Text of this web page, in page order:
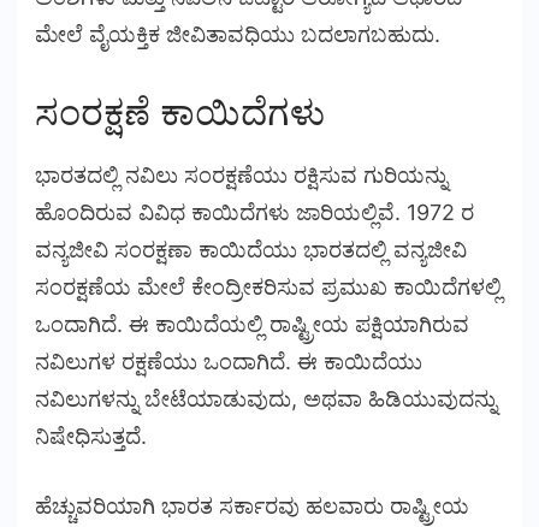
ಮೇಲೆ ವೈಯಕ್ತಿಕ ಜೀವಿತಾವಧಿಯು ಬದಲಾಗಬಹುದು.
ಸಂರಕ್ಷಣೆ ಕಾಯಿದೆಗಳು
ಭಾರತದಲ್ಲಿ ನವಿಲು ಸಂರಕ್ಷಣೆಯು ರಕ್ಷಿಸುವ ಗುರಿಯನ್ನು
ಹೊಂದಿರುವ ವಿವಿಧ ಕಾಯಿದೆಗಳು ಜಾರಿಯಲ್ಲಿವೆ. 1972 ರ
ವನ್ಯಜೀವಿ ಸಂರಕ್ಷಣಾ ಕಾಯಿದೆಯು ಭಾರತದಲ್ಲಿ ವನ್ಯಜೀವಿ
ಸಂರಕ್ಷಣೆಯ ಮೇಲೆ ಕೇಂದ್ರೀಕರಿಸುವ ಪ್ರಮುಖ ಕಾಯಿದೆಗಳಲ್ಲಿ
ಒಂದಾಗಿದೆ. ಈ ಕಾಯಿದೆಯಲ್ಲಿ ರಾಷ್ಟ್ರೀಯ ಪಕ್ಷಿಯಾಗಿರುವ
ನವಿಲುಗಳ ರಕ್ಷಣೆಯು ಒಂದಾಗಿದೆ. ಈ ಕಾಯಿದೆಯು
ನವಿಲುಗಳನ್ನು ಬೇಟೆಯಾಡುವುದು, ಅಥವಾ ಹಿಡಿಯುವುದನ್ನು
ನಿಷೇಧಿಸುತ್ತದೆ.
ಹೆಚ್ಚುವರಿಯಾಗಿ ಭಾರತ ಸರ್ಕಾರವು ಹಲವಾರು ರಾಷ್ಟ್ರೀಯ